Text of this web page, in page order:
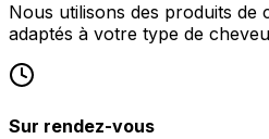
Nous utilisons des produits de
adaptés à votre type de
Sur rendez-vous